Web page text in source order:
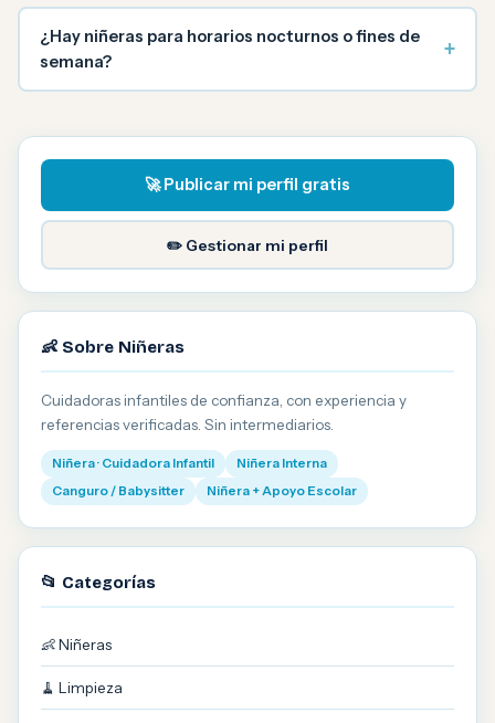
¿Hay niñeras para horarios nocturnos o fines de
semana?
+
🚀 Publicar mi perfil gratis
✏️ Gestionar mi perfil
👶 Sobre Niñeras
Cuidadoras infantiles de confianza, con experiencia y
referencias verificadas. Sin intermediarios.
Niñera · Cuidadora Infantil
Niñera Interna
Canguro / Babysitter
Niñera + Apoyo Escolar
📂 Categorías
👶 Niñeras
🧹 Limpieza